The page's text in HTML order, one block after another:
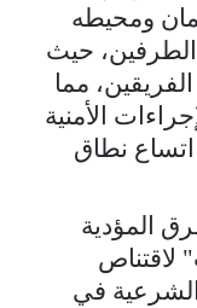
ومحيطه
حيث
مما
الأمنية
نطاق
المؤدية
لاقتناص
في